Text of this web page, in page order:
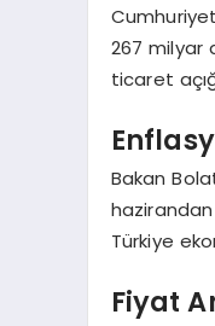
267 milyar
ticaret
Bakan
Türkiye
Fiyat